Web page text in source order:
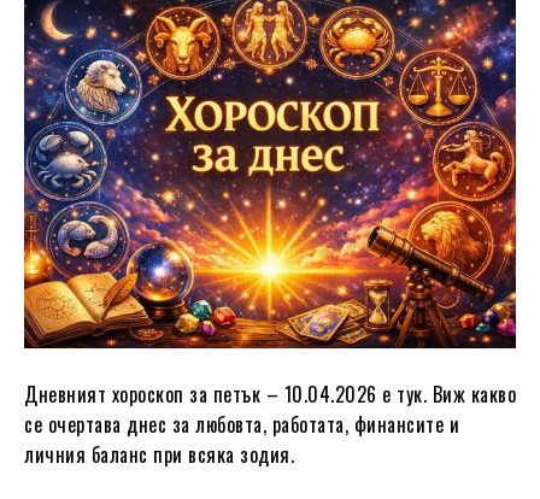
Дневният хороскоп за петък – 10.04.2026 е тук. Виж какво
се очертава днес за любовта, работата, финансите и
личния баланс при всяка зодия.